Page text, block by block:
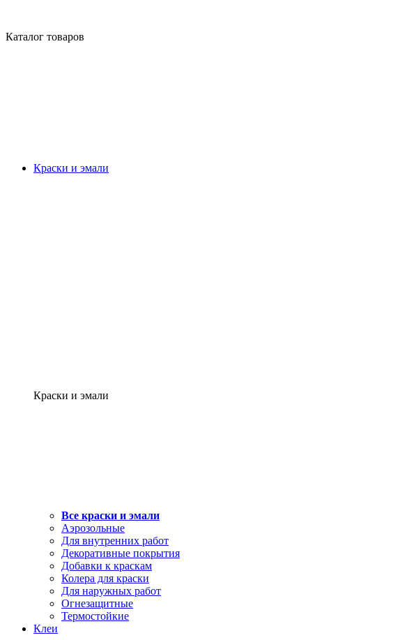
Каталог товаров
Краски и эмали
Краски и эмали
Все краски и эмали
Аэрозольные
Для внутренних работ
Декоративные покрытия
Добавки к краскам
Колера для краски
Для наружных работ
Огнезащитные
Термостойкие
Клеи